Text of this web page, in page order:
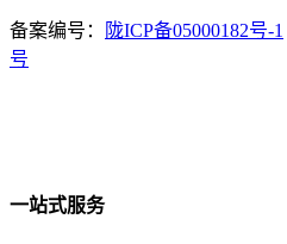
备案编号： 陇ICP备05000182号-1
号
一站式服务